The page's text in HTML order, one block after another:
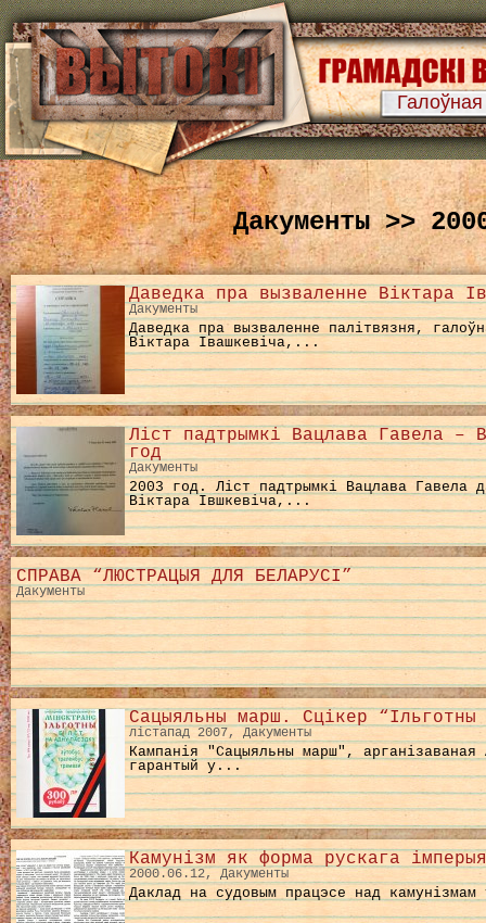
Галоўная
Дакументы >>
Даведка пра вызваленне Віктара
Дакументы
Даведка пра вызваленне палітвязня,
Віктара Івашкевіча,...
Ліст падтрымкі Вацлава Гавела –
год
Дакументы
2003 год. Ліст падтрымкі Вацлава Гавела
Віктара Івшкевіча,...
СПРАВА “ЛЮСТРАЦЫЯ ДЛЯ БЕЛАРУСІ”
Дакументы
Сацыяльны марш. Сцікер “Ільготны
лістапад 2007, Дакументы
Кампанія "Сацыяльны марш", арганізаваная
гарантый у...
Камунізм як форма рускага
2000.06.12, Дакументы
Даклад на судовым працэсе над